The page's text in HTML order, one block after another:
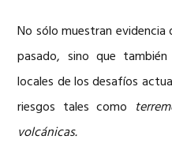
No sólo muestran
pasado, sino que
locales de los desafíos
riesgos tales como
volcánicas.